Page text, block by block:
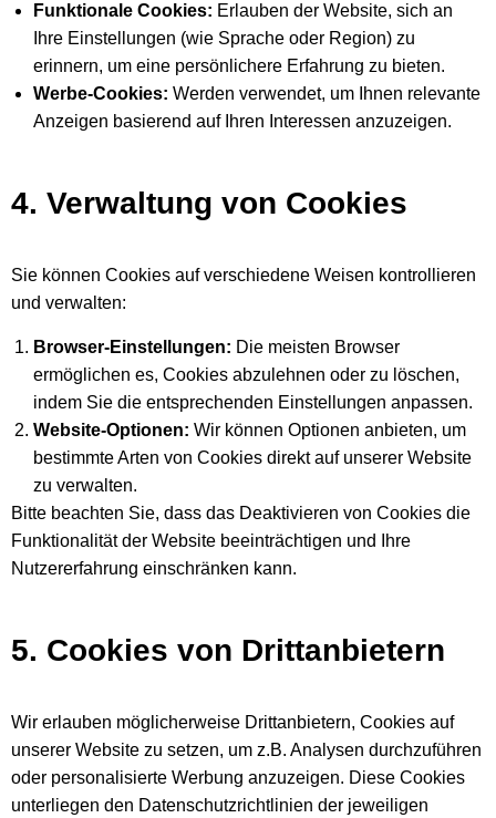
Funktionale Cookies: Erlauben der Website, sich an
Ihre Einstellungen (wie Sprache oder Region) zu
erinnern, um eine persönlichere Erfahrung zu bieten.
Werbe-Cookies: Werden verwendet, um Ihnen relevante
Anzeigen basierend auf Ihren Interessen anzuzeigen.
4. Verwaltung von Cookies
Sie können Cookies auf verschiedene Weisen kontrollieren
und verwalten:
Browser-Einstellungen: Die meisten Browser
ermöglichen es, Cookies abzulehnen oder zu löschen,
indem Sie die entsprechenden Einstellungen anpassen.
Website-Optionen: Wir können Optionen anbieten, um
bestimmte Arten von Cookies direkt auf unserer Website
zu verwalten.
Bitte beachten Sie, dass das Deaktivieren von Cookies die
Funktionalität der Website beeinträchtigen und Ihre
Nutzererfahrung einschränken kann.
5. Cookies von Drittanbietern
Wir erlauben möglicherweise Drittanbietern, Cookies auf
unserer Website zu setzen, um z.B. Analysen durchzuführen
oder personalisierte Werbung anzuzeigen. Diese Cookies
unterliegen den Datenschutzrichtlinien der jeweiligen